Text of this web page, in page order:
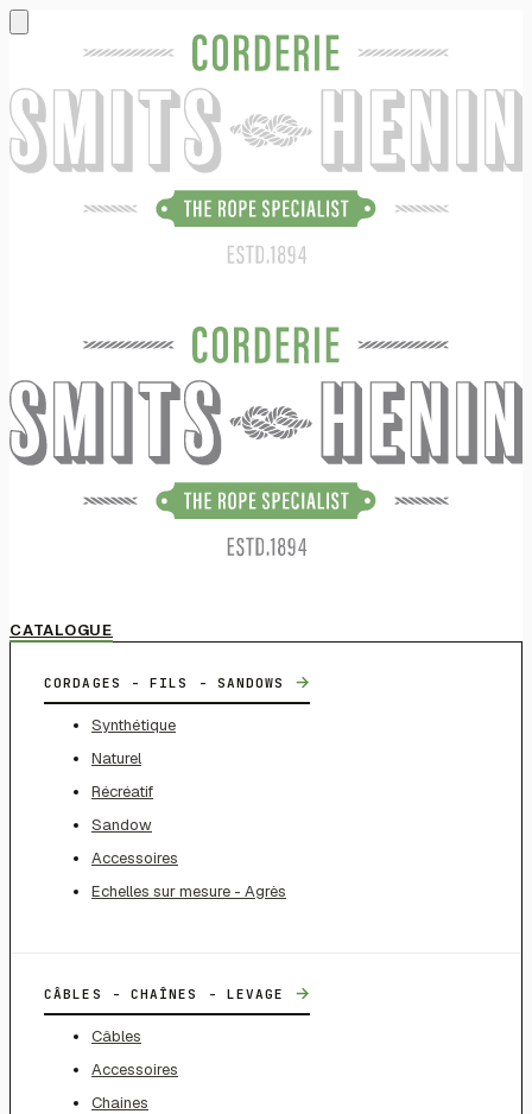
CATALOGUE
CORDAGES - FILS - SANDOWS →
Synthétique
Naturel
Récréatif
Sandow
Accessoires
Echelles sur mesure - Agrès
CÂBLES - CHAÎNES - LEVAGE →
Câbles
Accessoires
Chaines